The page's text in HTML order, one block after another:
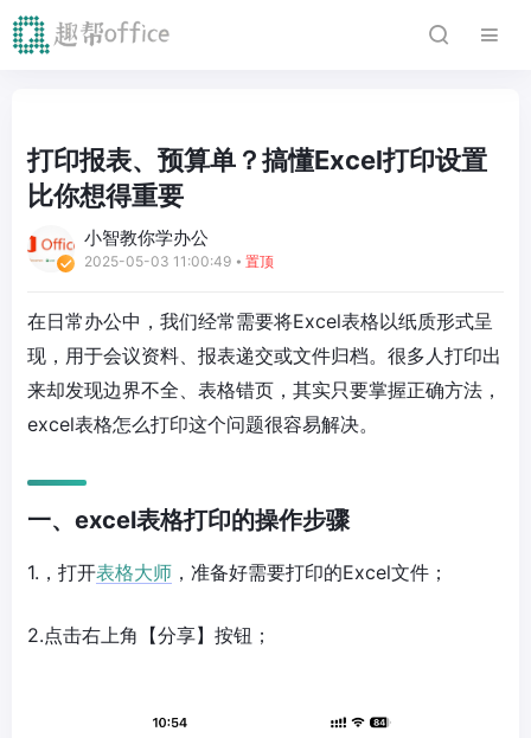
打印报表、预算单？搞懂Excel打印设置
比你想得重要
小智教你学办公
2025-05-03 11:00:49 ⦁ 置顶
在日常办公中，我们经常需要将Excel表格以纸质形式呈
现，用于会议资料、报表递交或文件归档。很多人打印出
来却发现边界不全、表格错页，其实只要掌握正确方法，
excel表格怎么打印这个问题很容易解决。
一、excel表格打印的操作步骤
1.，打开表格大师 ，准备好需要打印的Excel文件；
2.点击右上角【分享】按钮；